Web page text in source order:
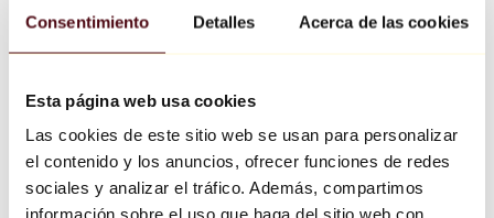
Consentimiento Detalles Acerca de las cookies
Esta página web usa cookies
Las cookies de este sitio web se usan para personalizar
el contenido y los anuncios, ofrecer funciones de redes
sociales y analizar el tráfico. Además, compartimos
información sobre el uso que haga del sitio web con
Richard Orlinski
Keith Haring
Jeff Koons
Jean-Michel Basquiat
Todos los diseñadores
Obra de la semana